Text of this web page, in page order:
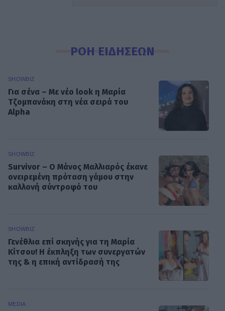
ΡΟΗ ΕΙΔΗΣΕΩΝ
SHOWBIZ
Για σένα – Με νέο look η Μαρία
Τζομπανάκη στη νέα σειρά του
Alpha
SHOWBIZ
Survivor – O Μάνος Μαλλιαρός έκανε
ονειρεμένη πρόταση γάμου στην
καλλονή σύντροφό του
SHOWBIZ
Γενέθλια επί σκηνής για τη Μαρία
Κίτσου! Η έκπληξη των συνεργατών
της & η επική αντίδρασή της
MEDIA